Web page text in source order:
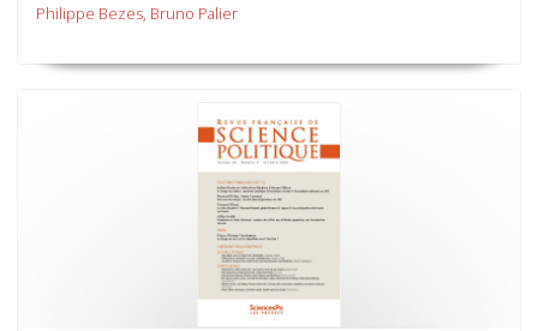
Philippe Bezes, Bruno Palier